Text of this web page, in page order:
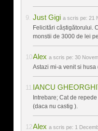
Just Gigi a scris pe: 21
Felicitări câștigătorului.
monstii de 3000 de lei
Alex a scris pe: 30
Astazi mi-a venit si husa
IANCU
Intrebare; Cat de
(daca nu castig ).
Alex a scris pe: 1